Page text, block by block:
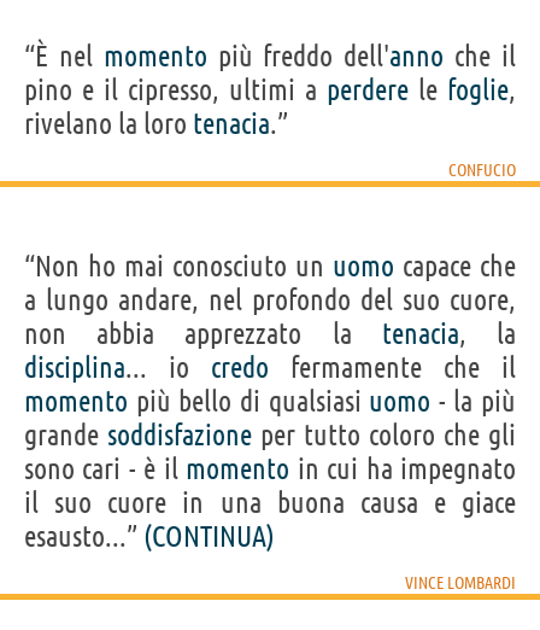
“È nel momento più freddo dell'anno che il
pino e il cipresso, ultimi a perdere le foglie,
rivelano la loro tenacia.”
CONFUCIO
“Non ho mai conosciuto un uomo capace che
a lungo andare, nel profondo del suo cuore,
non abbia apprezzato la tenacia, la
disciplina... io credo fermamente che il
momento più bello di qualsiasi uomo - la più
grande soddisfazione per tutto coloro che gli
sono cari - è il momento in cui ha impegnato
il suo cuore in una buona causa e giace
esausto...” (CONTINUA)
VINCE LOMBARDI